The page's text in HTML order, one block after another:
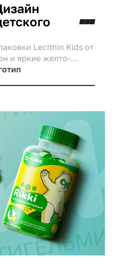
Lecithin Kids от
и яркие желто-
продукт. Дизайн